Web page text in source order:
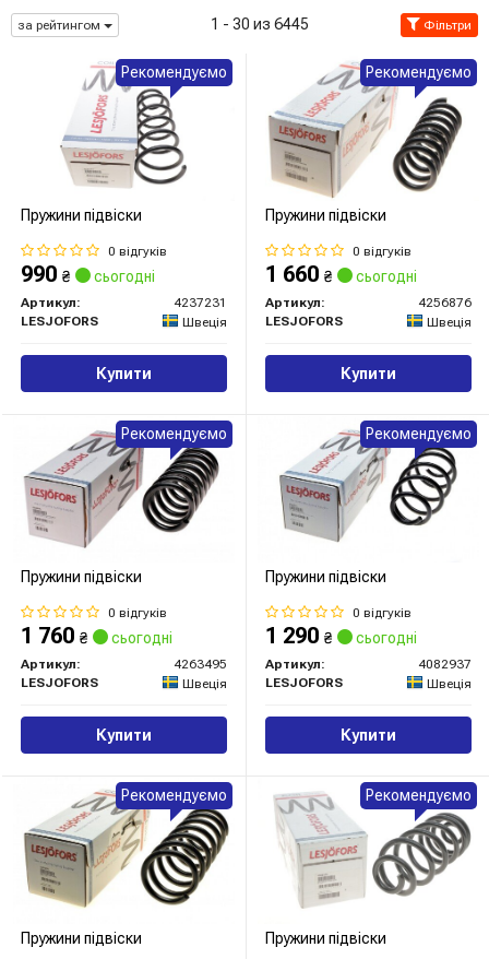
за рейтингом 1 - 30 из 6445 Фільтри
Пружини підвіски
0 відгуків
990 ₴ сьогодні
Артикул:
4237231
LESJOFORS
Швеція
Купити
Рекомендуємо
Пружини підвіски
0 відгуків
1 660 ₴ сьогодні
Артикул:
4256876
LESJOFORS
Швеція
Купити
Рекомендуємо
Пружини підвіски
0 відгуків
1 760 ₴ сьогодні
Артикул:
4263495
LESJOFORS
Швеція
Купити
Рекомендуємо
Пружини підвіски
0 відгуків
1 290 ₴ сьогодні
Артикул:
4082937
LESJOFORS
Швеція
Купити
Рекомендуємо
Пружини підвіски
Рекомендуємо
Пружини підвіски
Рекомендуємо